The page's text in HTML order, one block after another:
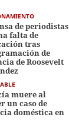
de periodistas
falta de
tras
de
de Roosevelt
muere al
un caso de
doméstica en